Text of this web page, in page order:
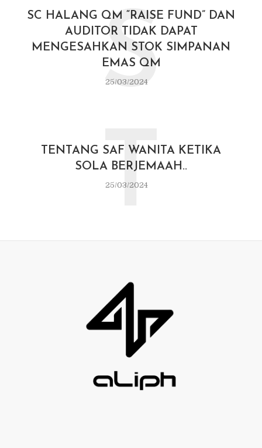
SC HALANG QM “RAISE FUND” DAN
AUDITOR TIDAK DAPAT
MENGESAHKAN STOK SIMPANAN
EMAS QM
25/03/2024
S
TENTANG SAF WANITA KETIKA
SOLA BERJEMAAH..
25/03/2024
T